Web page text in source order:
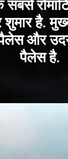
सबसे
शुमार है.
पैलेस और
पैलेस है.